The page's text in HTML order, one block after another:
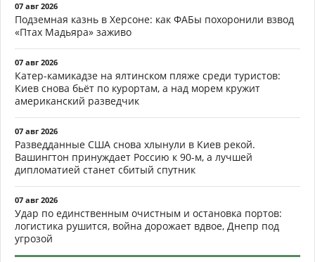
07 авг 2026
Подземная казнь в Херсоне: как ФАБы похоронили взвод
«Птах Мадьяра» заживо
07 авг 2026
Катер-камикадзе на ялтинском пляже среди туристов:
Киев снова бьёт по курортам, а над морем кружит
американский разведчик
07 авг 2026
Разведданные США снова хлынули в Киев рекой.
Вашингтон принуждает Россию к 90-м, а лучшей
дипломатией станет сбитый спутник
07 авг 2026
Удар по единственным очистным и остановка портов:
логистика рушится, война дорожает вдвое, Днепр под
угрозой